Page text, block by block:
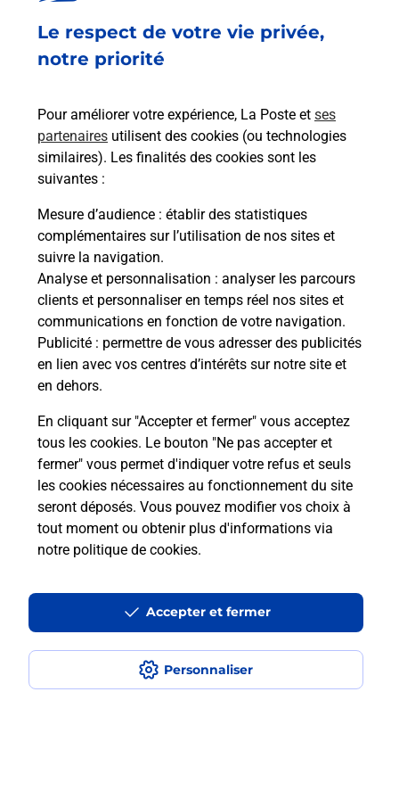
Le respect de votre vie privée,
notre priorité
Pour améliorer votre expérience, La Poste et ses
partenaires utilisent des cookies (ou technologies
similaires). Les finalités des cookies sont les
suivantes :
Mesure d’audience : établir des statistiques
complémentaires sur l’utilisation de nos sites et
suivre la navigation.
Analyse et personnalisation : analyser les parcours
clients et personnaliser en temps réel nos sites et
communications en fonction de votre navigation.
Publicité : permettre de vous adresser des publicités
en lien avec vos centres d’intérêts sur notre site et
en dehors.
En cliquant sur "Accepter et fermer" vous acceptez
tous les cookies. Le bouton "Ne pas accepter et
fermer" vous permet d'indiquer votre refus et seuls
les cookies nécessaires au fonctionnement du site
seront déposés. Vous pouvez modifier vos choix à
tout moment ou obtenir plus d'informations via
notre politique de cookies.
Personnaliser
Accepter et fermer
Acheter un iPhone neuf ou reconditionné
Vous recherchez un smartphone pas cher proche
de chez vous ? Découvrez notre offre de
téléphones iPhone Apple dans vos bureaux de
Poste à ORLEANS PLACE D ARC (45000) !
En savoir plus
Questions fréquemment posées
Comment retourner un colis acheté
en ligne depuis votre boîte aux lettres
Comment envoyer un colis ou faire un
retour chez un e-commerçant sans se
déplacer ?
Envoyer un petit colis au meilleur